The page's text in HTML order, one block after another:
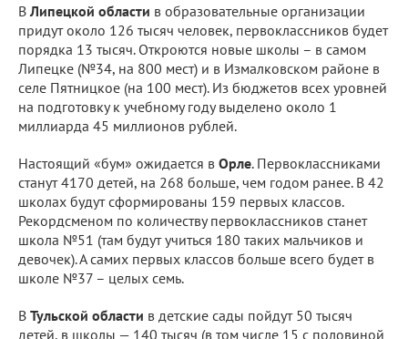
В Липецкой области в образовательные организации
придут около 126 тысяч человек, первоклассников будет
порядка 13 тысяч. Откроются новые школы – в самом
Липецке (№34, на 800 мест) и в Измалковском районе в
селе Пятницкое (на 100 мест). Из бюджетов всех уровней
на подготовку к учебному году выделено около 1
миллиарда 45 миллионов рублей.
Настоящий «бум» ожидается в Орле. Первоклассниками
станут 4170 детей, на 268 больше, чем годом ранее. В 42
школах будут сформированы 159 первых классов.
Рекордсменом по количеству первоклассников станет
школа №51 (там будут учиться 180 таких мальчиков и
девочек). А самих первых классов больше всего будет в
школе №37 – целых семь.
В Тульской области в детские сады пойдут 50 тысяч
детей, в школы — 140 тысяч (в том числе 15 с половиной